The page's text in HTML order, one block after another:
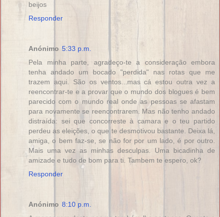
beijos
Responder
Anónimo 5:33 p.m.
Pela minha parte, agradeço-te a consideração embora
tenha andado um bocado "perdida" nas rotas que me
trazem aqui. São os ventos...mas cá estou outra vez a
reencontrar-te e a provar que o mundo dos blogues é bem
parecido com o mundo real onde as pessoas se afastam
para novamente se reencontrarem. Mas não tenho andado
distraída: sei que concorreste à camara e o teu partido
perdeu as eleições, o que te desmotivou bastante. Deixa lá,
amiga, o bem faz-se, se não for por um lado, é por outro.
Mais uma vez as minhas desculpas. Uma bicadinha de
amizade e tudo de bom para ti. Tambem te espero, ok?
Responder
Anónimo 8:10 p.m.